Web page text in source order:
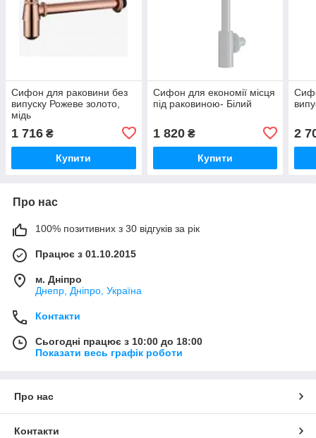
Сифон для раковини без
випуску Рожеве золото,
мідь
1 716 ₴
Купити
Сифон для економії місця
під раковиною- Білий
1 820₴
Купити
2
Про нас
100% позитивних з 30 відгуків за рік
Працює з 01.10.2015
м. Дніпро
Днепр, Дніпро, Україна
Контакти
Сьогодні працює з 10:00 до 18:00
Показати весь графік роботи
Про нас
Контакти